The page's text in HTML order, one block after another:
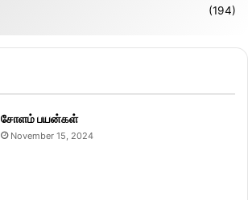
(194)
சோளம் பயன்கள்
November 15, 2024